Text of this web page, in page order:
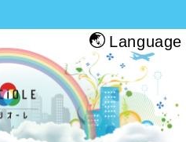
をする人・帰る人・地元の人がホッと
Language